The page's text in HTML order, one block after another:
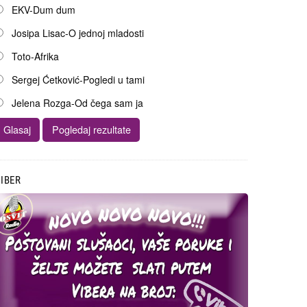
EKV-Dum dum
Josipa Lisac-O jednoj mladosti
Toto-Afrika
Sergej Ćetković-Pogledi u tami
Jelena Rozga-Od čega sam ja